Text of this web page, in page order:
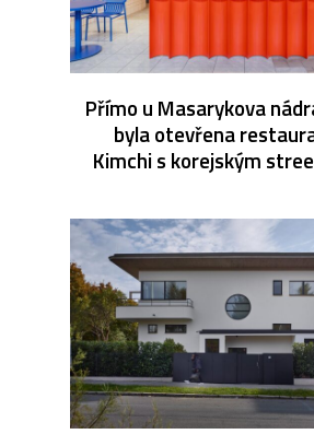
Přímo u Masarykova
byla otevřena
Kimchi s korejským